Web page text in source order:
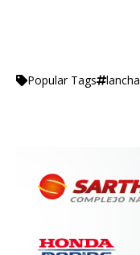
Popular Tags lancha